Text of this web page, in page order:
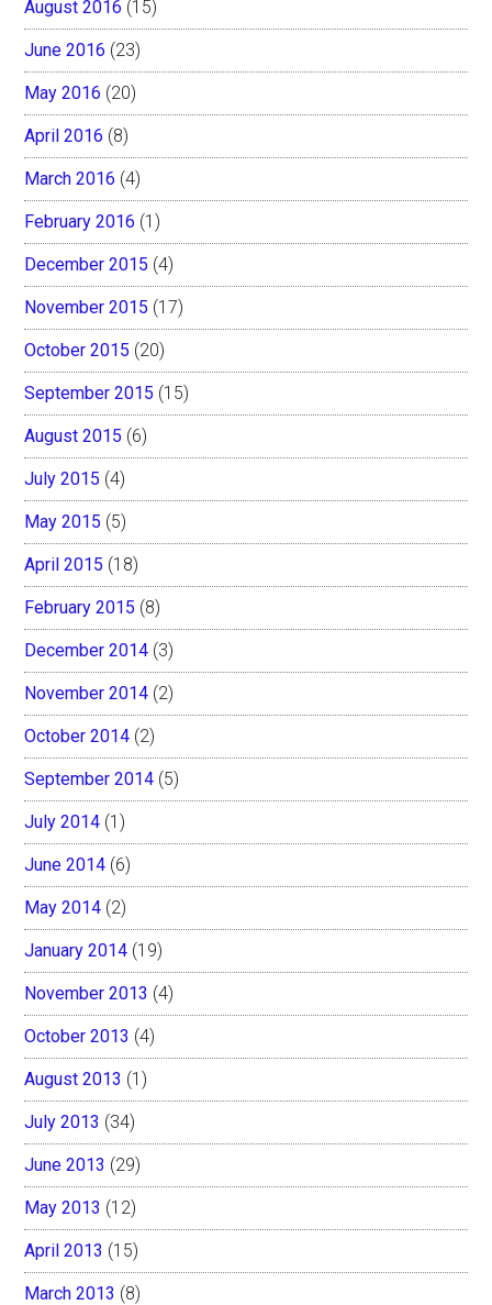
August 2016 (15)
June 2016 (23)
May 2016 (20)
April 2016 (8)
March 2016 (4)
February 2016 (1)
December 2015 (4)
November 2015 (17)
October 2015 (20)
September 2015 (15)
August 2015 (6)
July 2015 (4)
May 2015 (5)
April 2015 (18)
February 2015 (8)
December 2014 (3)
November 2014 (2)
October 2014 (2)
September 2014 (5)
July 2014 (1)
June 2014 (6)
May 2014 (2)
January 2014 (19)
November 2013 (4)
October 2013 (4)
August 2013 (1)
July 2013 (34)
June 2013 (29)
May 2013 (12)
April 2013 (15)
March 2013 (8)